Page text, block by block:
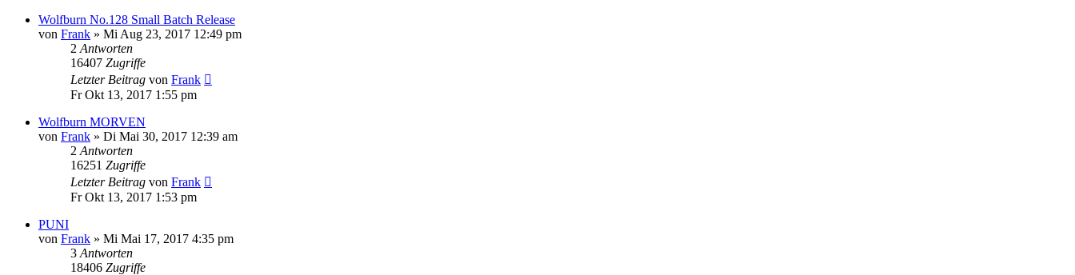
Wolfburn No.128 Small Batch Release
von Frank » Mi Aug 23, 2017 12:49 pm
2 Antworten
16407 Zugriffe
Letzter Beitrag von Frank
Fr Okt 13, 2017 1:55 pm
Wolfburn MORVEN
von Frank » Di Mai 30, 2017 12:39 am
2 Antworten
16251 Zugriffe
Letzter Beitrag von Frank
Fr Okt 13, 2017 1:53 pm
PUNI
von Frank » Mi Mai 17, 2017 4:35 pm
3 Antworten
18406 Zugriffe